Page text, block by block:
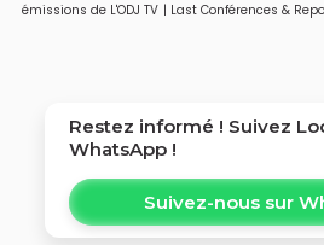
émissions de L'ODJ TV | Last Conférences &
Restez informé ! Suivez
WhatsApp !
Suivez-nous sur